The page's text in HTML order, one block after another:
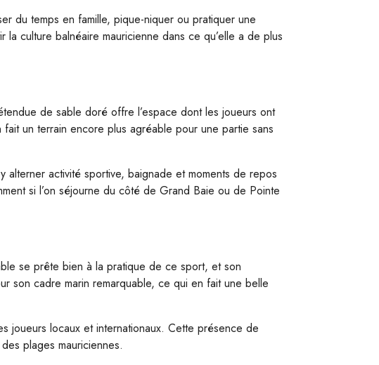
du temps en famille, pique-niquer ou pratiquer une
culture balnéaire mauricienne dans ce qu’elle a de plus
de sable doré offre l’espace dont les joueurs ont
un terrain encore plus agréable pour une partie sans
activité sportive, baignade et moments de repos
si l’on séjourne du côté de Grand Baie ou de Pointe
se prête bien à la pratique de ce sport, et son
son cadre marin remarquable, ce qui en fait une belle
joueurs locaux et internationaux. Cette présence de
plages mauriciennes.